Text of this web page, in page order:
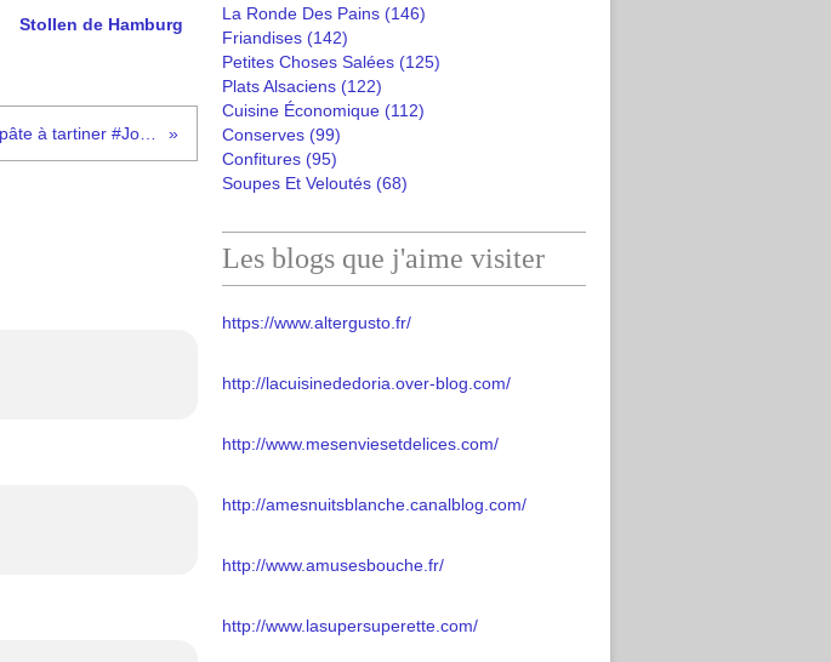
Stollen de Hamburg
Biscuits fourrés à la pâte à tartiner #Jours Heureux
La Ronde Des Pains (146)
Friandises (142)
Petites Choses Salées (125)
Plats Alsaciens (122)
Cuisine Économique (112)
Conserves (99)
Confitures (95)
Soupes Et Veloutés (68)
Les blogs que j'aime visiter
https://www.altergusto.fr/
http://lacuisinededoria.over-blog.com/
http://www.mesenviesetdelices.com/
http://amesnuitsblanche.canalblog.com/
http://www.amusesbouche.fr/
http://www.lasupersuperette.com/